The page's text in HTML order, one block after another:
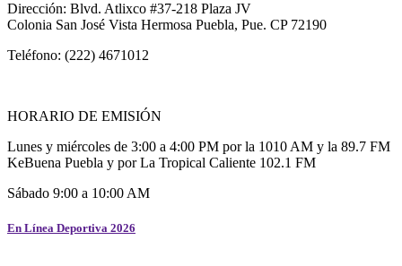
Dirección: Blvd. Atlixco #37-218 Plaza JV
Colonia San José Vista Hermosa Puebla, Pue. CP 72190
Teléfono: (222) 4671012
HORARIO DE EMISIÓN
Lunes y miércoles de 3:00 a 4:00 PM por la 1010 AM y la 89.7 FM
KeBuena Puebla y por La Tropical Caliente 102.1 FM
Sábado 9:00 a 10:00 AM
En Línea Deportiva 2026